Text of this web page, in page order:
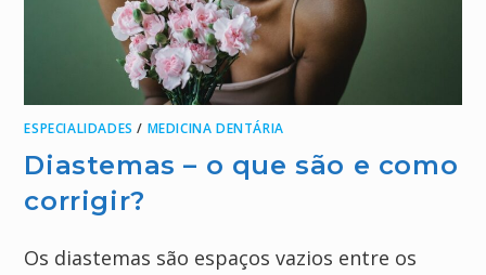
ESPECIALIDADES / MEDICINA DENTÁRIA
Diastemas – o que são e como
corrigir?
Os diastemas são espaços vazios entre os